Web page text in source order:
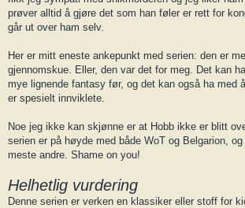
prøver alltid å gjøre det som han føler er rett for
går ut over ham selv.
Her er mitt eneste ankepunkt med serien: den er
gjennomskue. Eller, den var det for meg. Det kan
mye lignende fantasy før, og det kan også ha med
er spesielt innviklete.
Noe jeg ikke kan skjønne er at Hobb ikke er blitt
serien er på høyde med både WoT og Belgarion,
meste andre. Shame on you!
Helhetlig vurdering
Denne serien er verken en klassiker eller stoff for